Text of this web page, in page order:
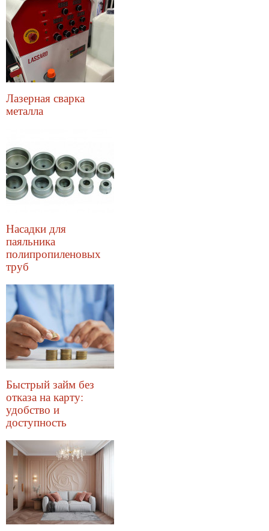
Лазерная сварка
металла
Насадки для
паяльника
полипропиленовых
труб
Быстрый займ без
отказа на карту:
удобство и
доступность